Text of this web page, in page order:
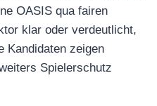
OASIS qua fairen
klar oder verdeutlicht,
Kandidaten zeigen
Spielerschutz